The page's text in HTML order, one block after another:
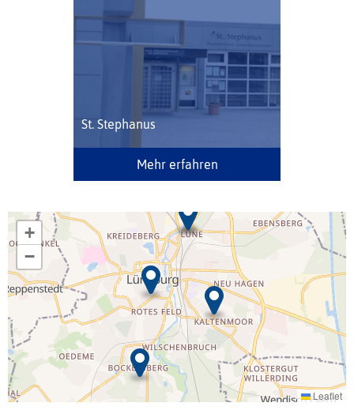
St. Stephanus
Mehr erfahren
+
−
Leaflet